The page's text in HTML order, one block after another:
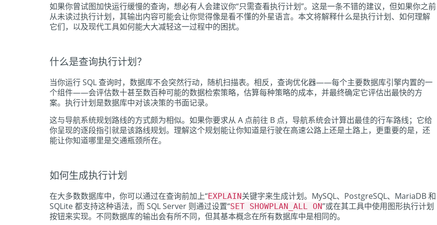
如果你曾试图加快运行缓慢的查询，想必有人会建议你“只需查看执行计划”。这是一条不错的建议，但如果你之前
从未读过执行计划，其输出内容可能会让你觉得像是看不懂的外星语言。本文将解释什么是执行计划、如何理解
它们，以及现代工具如何能大大减轻这一过程中的困扰。
什么是查询执行计划？
当你运行 SQL 查询时，数据库不会突然行动，随机扫描表。相反，查询优化器——每个主要数据库引擎内置的一
个组件——会评估数十甚至数百种可能的数据检索策略，估算每种策略的成本，并最终确定它评估出最快的方
案。执行计划是数据库中对该决策的书面记录。
这与导航系统规划路线的方式颇为相似。如果你要求从 A 点前往 B 点，导航系统会计算出最佳的行车路线；它给
你呈现的逐段指引就是该路线规划。理解这个规划能让你知道是行驶在高速公路上还是土路上，更重要的是，还
能让你知道哪里是交通瓶颈所在。
如何生成执行计划
在大多数数据库中，你可以通过在查询前加上“EXPLAIN关键字来生成计划。MySQL、PostgreSQL、MariaDB 和
SQLite 都支持这种语法，而 SQL Server 则通过设置“SET SHOWPLAN_ALL ON”或在其工具中使用图形执行计划
按钮来实现。不同数据库的输出会有所不同，但其基本概念在所有数据库中是相同的。